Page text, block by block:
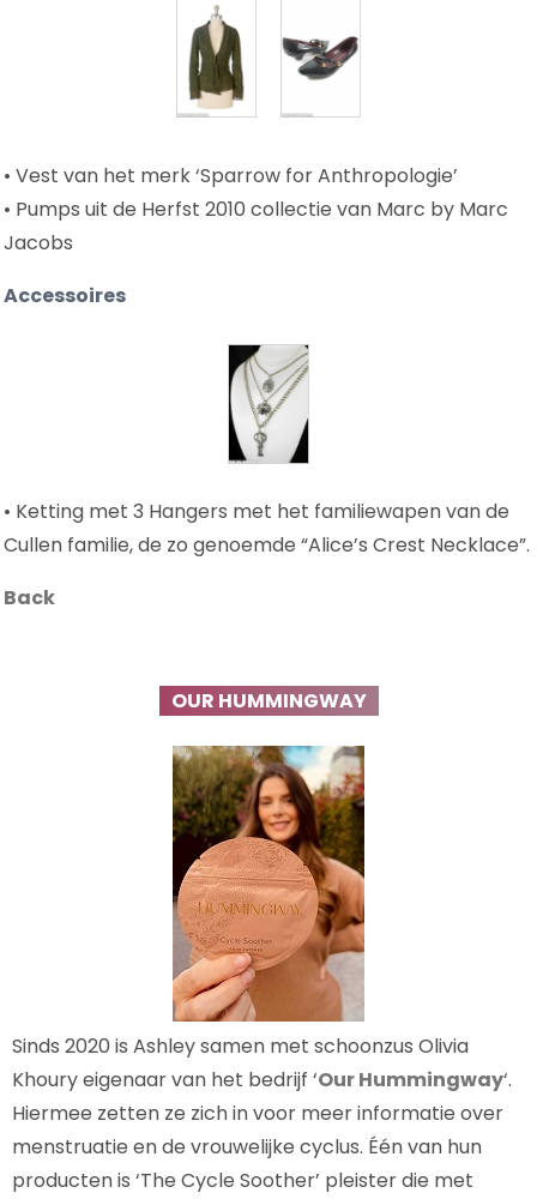
• Vest van het merk ‘Sparrow for Anthropologie’
• Pumps uit de Herfst 2010 collectie van Marc by Marc
Jacobs
Accessoires
• Ketting met 3 Hangers met het familiewapen van de
Cullen familie, de zo genoemde “Alice’s Crest Necklace”.
Back
OUR HUMMINGWAY
Sinds 2020 is Ashley samen met schoonzus Olivia
Khoury eigenaar van het bedrijf ‘Our Hummingway‘.
Hiermee zetten ze zich in voor meer informatie over
menstruatie en de vrouwelijke cyclus. Één van hun
producten is ‘The Cycle Soother’ pleister die met